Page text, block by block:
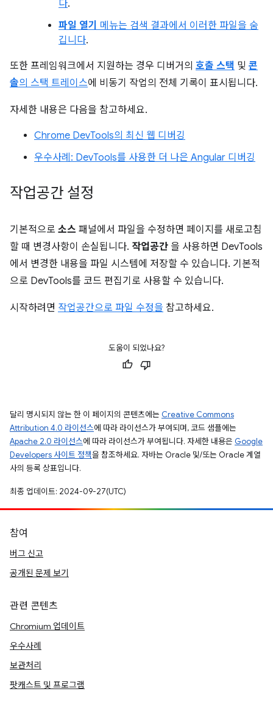
다.
파일 열기 메뉴는 검색 결과에서 이러한 파일을 숨
깁니다.
또한 프레임워크에서 지원하는 경우 디버거의 호출 스택 및 콘
솔의 스택 트레이스에 비동기 작업의 전체 기록이 표시됩니다.
자세한 내용은 다음을 참고하세요.
Chrome DevTools의 최신 웹 디버깅
우수사례: DevTools를 사용한 더 나은 Angular 디버깅
작업공간 설정
기본적으로 소스 패널에서 파일을 수정하면 페이지를 새로고침
할 때 변경사항이 손실됩니다. 작업공간 을 사용하면 DevTools
에서 변경한 내용을 파일 시스템에 저장할 수 있습니다. 기본적
으로 DevTools를 코드 편집기로 사용할 수 있습니다.
시작하려면 작업공간으로 파일 수정을 참고하세요.
도움이 되었나요?
달리 명시되지 않는 한 이 페이지의 콘텐츠에는 Creative Commons
Attribution 4.0 라이선스에 따라 라이선스가 부여되며, 코드 샘플에는
Apache 2.0 라이선스에 따라 라이선스가 부여됩니다. 자세한 내용은 Google
Developers 사이트 정책을 참조하세요. 자바는 Oracle 및/또는 Oracle 계열
사의 등록 상표입니다.
최종 업데이트: 2024-09-27(UTC)
참여
버그 신고
공개된 문제 보기
관련 콘텐츠
Chromium 업데이트
우수사례
보관처리
팟캐스트 및 프로그램